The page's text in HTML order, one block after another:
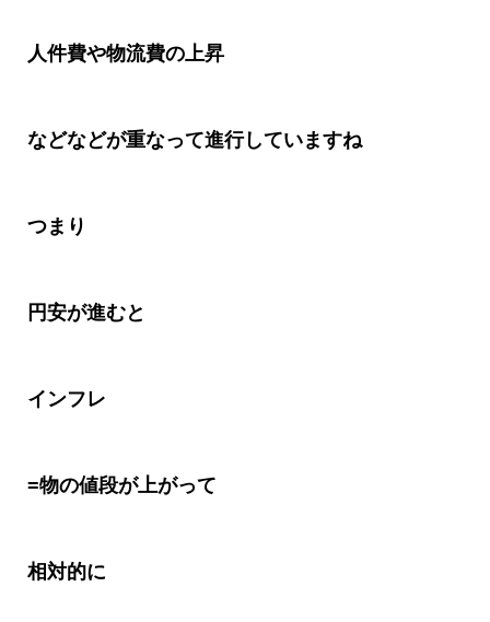
人件費や物流費の上昇
などなどが重なって進行していますね
つまり
円安が進むと
インフレ
=物の値段が上がって
相対的に